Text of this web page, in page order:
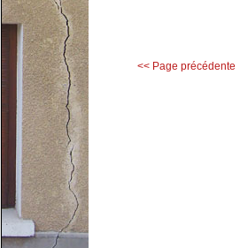
<< Page précédente